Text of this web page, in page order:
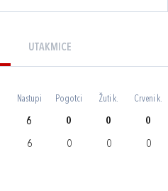
UTAKMICE
Nastupi Pogotci Žuti k. Crveni k.
6 0 0 0
6 0 0 0